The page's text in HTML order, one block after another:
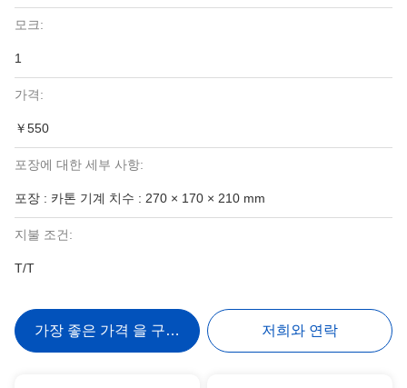
모크:
1
가격:
￥550
포장에 대한 세부 사항:
포장 : 카톤 기계 치수 : 270 × 170 × 210 mm
지불 조건:
T/T
가장 좋은 가격 을 구하라 저희와 연락